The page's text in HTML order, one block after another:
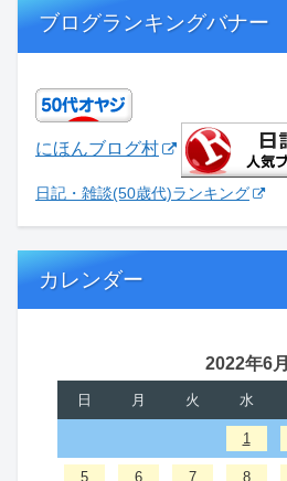
ブログランキングバナー
にほんブログ村
日記・雑談(50歳代)ランキング
カレンダー
2022年6月
日 月 火 水
1
5 6 7 8